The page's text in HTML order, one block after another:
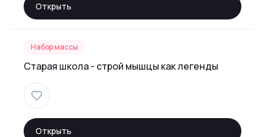
Открыть
Набор массы
Старая школа - строй мышцы как легенды
Открыть